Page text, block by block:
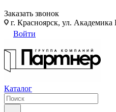
Заказать звонок
г. Красноярск, ул. Академика
Войти
Каталог